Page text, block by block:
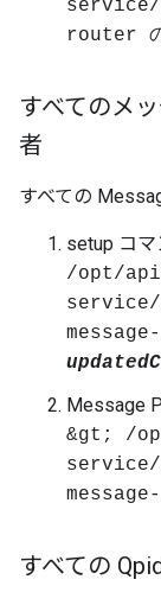
router の
すべてのメ
者
すべての
setup コマ
/opt/
Message
&gt; /
すべての